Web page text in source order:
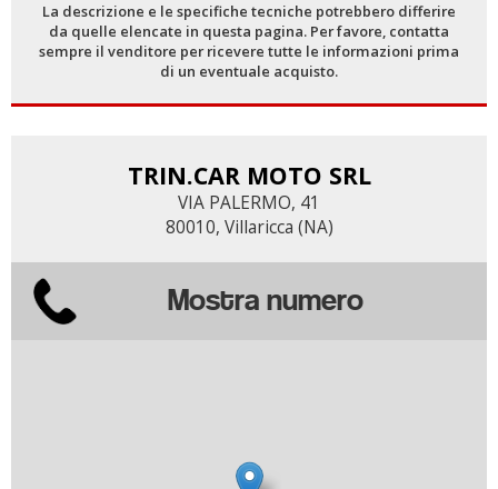
La descrizione e le specifiche tecniche potrebbero differire
da quelle elencate in questa pagina. Per favore, contatta
sempre il venditore per ricevere tutte le informazioni prima
di un eventuale acquisto.
TRIN.CAR MOTO SRL
VIA PALERMO, 41
80010, Villaricca (NA)
Mostra numero